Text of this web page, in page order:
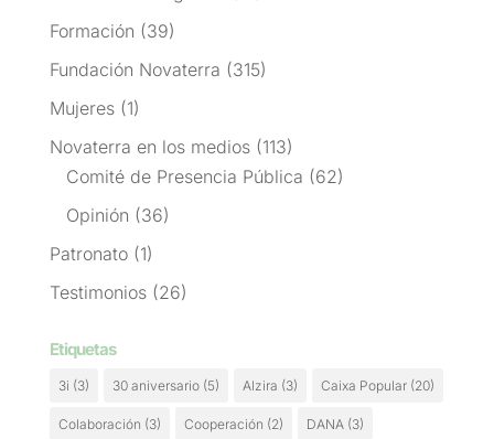
Formación (39)
Fundación Novaterra (315)
Mujeres(1)
Novaterra en los medios(113)
Comité de Presencia Pública (62)
Opinión (36)
Patronato(1)
Testimonios(26)
Etiquetas
3i (3) 30 aniversario(5) Alzira (3) Caixa Popular(20)
Colaboración (3) Cooperación (2) DANA(3)